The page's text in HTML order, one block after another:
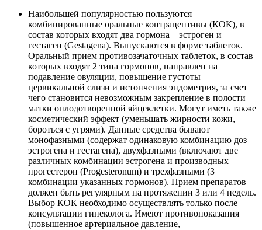
Наибольшей популярностью пользуются
комбинированные оральные контрацептивы (КОК), в
состав которых входят два гормона – эстроген и
гестаген (Gestagena). Выпускаются в форме таблеток.
Оральный прием противозачаточных таблеток, в состав
которых входят 2 типа гормонов, направлен на
подавление овуляции, повышение густоты
цервикальной слизи и истончения эндометрия, за счет
чего становится невозможным закрепление в полости
матки оплодотворенной яйцеклетки. Могут иметь также
косметический эффект (уменьшать жирности кожи,
бороться с угрями). Данные средства бывают
монофазными (содержат одинаковую комбинацию доз
эстрогена и гестагена), двухфазными (включают две
различных комбинации эстрогена и производных
прогестерон (Progesteronum) и трехфазными (3
комбинации указанных гормонов). Прием препаратов
должен быть регулярным на протяжении 3 или 4 недель.
Выбор КОК необходимо осуществлять только после
консультации гинеколога. Имеют противопоказания
(повышенное артериальное давление,